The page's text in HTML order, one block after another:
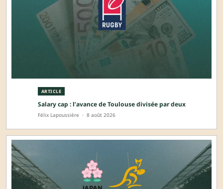
ARTICLE
Salary cap : l’avance de Toulouse divisée par deux
Félix Lapoussière · 8 août 2026